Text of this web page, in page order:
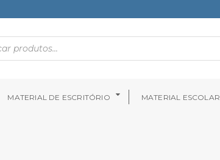
MATERIAL DE ESCRITÓRIO MATERIAL ESCOLAR